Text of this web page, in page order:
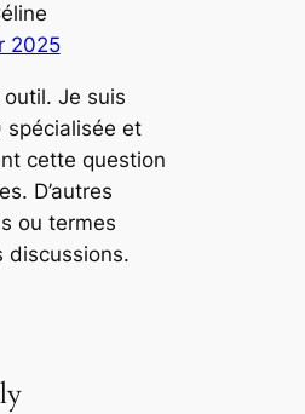
2025
Je suis
spécialisée et
cette question
D’autres
ou termes
discussions.